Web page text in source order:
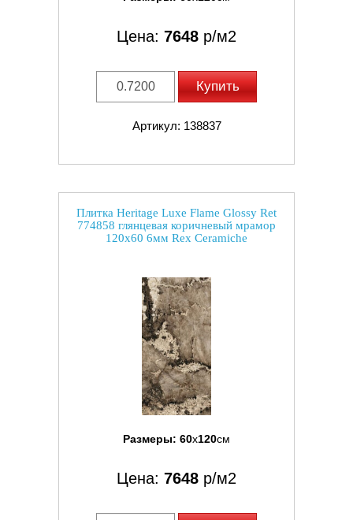
Цена: 7648 р/м2
Купить
Артикул: 138837
Плитка Heritage Luxe Flame Glossy Ret
774858 глянцевая коричневый мрамор
120x60 6мм Rex Ceramiche
Размеры: 60x120см
Цена: 7648 р/м2